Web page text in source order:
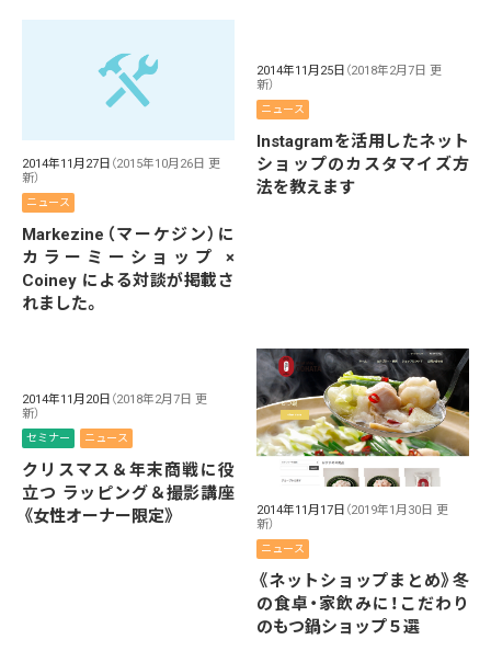
2014年11月27日 （2015年10月26日 更
新）
ニュース
Markezine（マーケジン）に
カラーミーショップ ×
Coiney による対談が掲載さ
れました。
2014年11月25日 （2018年2月7日 更
新）
ニュース
Instagramを活用したネット
ショップのカスタマイズ方
法を教えます
2014年11月20日 （2018年2月7日 更
新）
セミナー ニュース
クリスマス＆年末商戦に役
立つ ラッピング＆撮影講座
《女性オーナー限定》
2014年11月17日 （2019年1月30日 更
新）
ニュース
《ネットショップまとめ》冬
の食卓・家飲みに！こだわり
のもつ鍋ショップ５選